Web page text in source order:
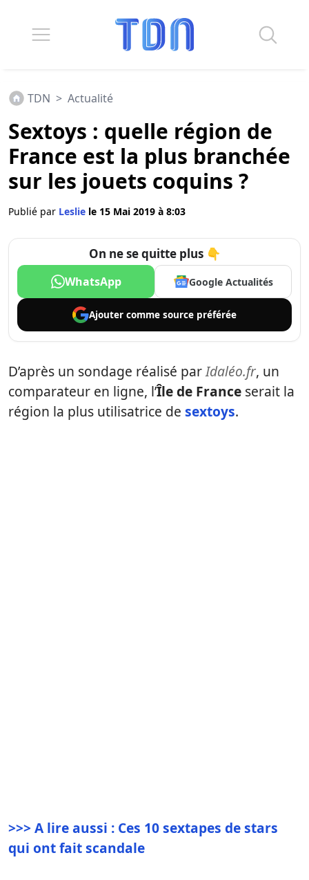
TDN > Actualité
Sextoys : quelle région de
France est la plus branchée
sur les jouets coquins ?
Publié par Leslie le 15 Mai 2019 à 8:03
On ne se quitte plus 👇
WhatsApp Google Actualités
Ajouter comme source préférée
D’après un sondage réalisé parIdaléo.fr, un
comparateur en ligne, l’Île de France serait la
région la plus utilisatrice de sextoys.
>>>A lire aussi : Ces 10 sextapes de stars
qui ont fait scandale